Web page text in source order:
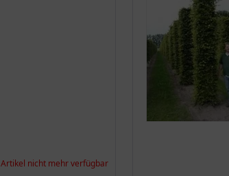
Artikel nicht mehr verfügbar